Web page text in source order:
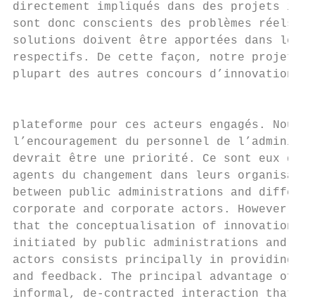
directement impliqués dans des projets
sont donc conscients des problèmes réels
solutions doivent être apportées dans
respectifs. De cette façon, notre projet se
plupart des autres concours d’innovation
plateforme pour ces acteurs engagés. Nous
l’encouragement du personnel de
devrait être une priorité. Ce sont eux qui
agents du changement dans leurs
between public administrations and
corporate and corporate actors. However, we
that the conceptualisation of innovation
initiated by public administrations and
actors consists principally in providing
and feedback. The principal advantage of
informal, de-contracted interaction that